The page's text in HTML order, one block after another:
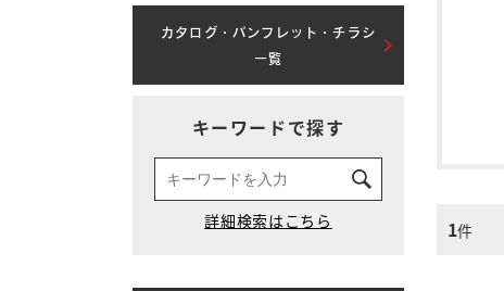
1件
カタログ・パンフレット・チラシ
一覧
キーワードで探す